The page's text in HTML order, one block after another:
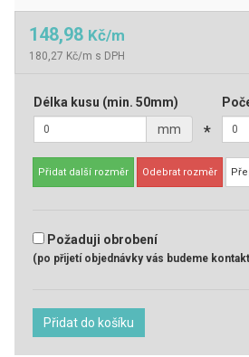
148,98 Kč/m
180,27 Kč/m s DPH
Délka kusu (min. 50mm)
mm
*
Přidat další rozměr Odebrat rozměr
Požaduji obrobení
(po přijetí objednávky vás budeme
Přidat do košíku